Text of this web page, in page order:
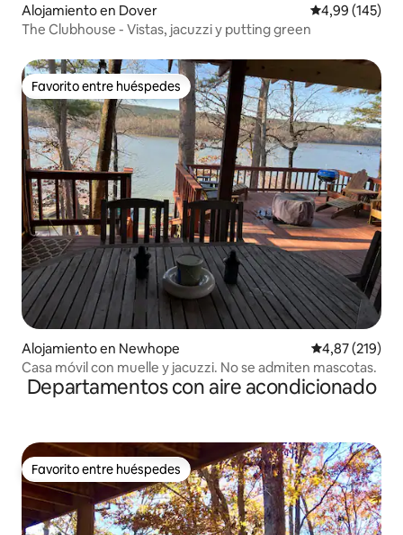
Alojamiento en Dover Calificación
4,99 (145)
The Clubhouse - Vistas, jacuzzi y putting green
Favorito entre huéspedes
Favorito entre huéspedes
Alojamiento en Newhope Calificación
4,87 (219)
Casa móvil con muelle y jacuzzi. No se admiten mascotas.
Departamentos con aire acondicionado
Favorito entre huéspedes
Favorito entre huéspedes